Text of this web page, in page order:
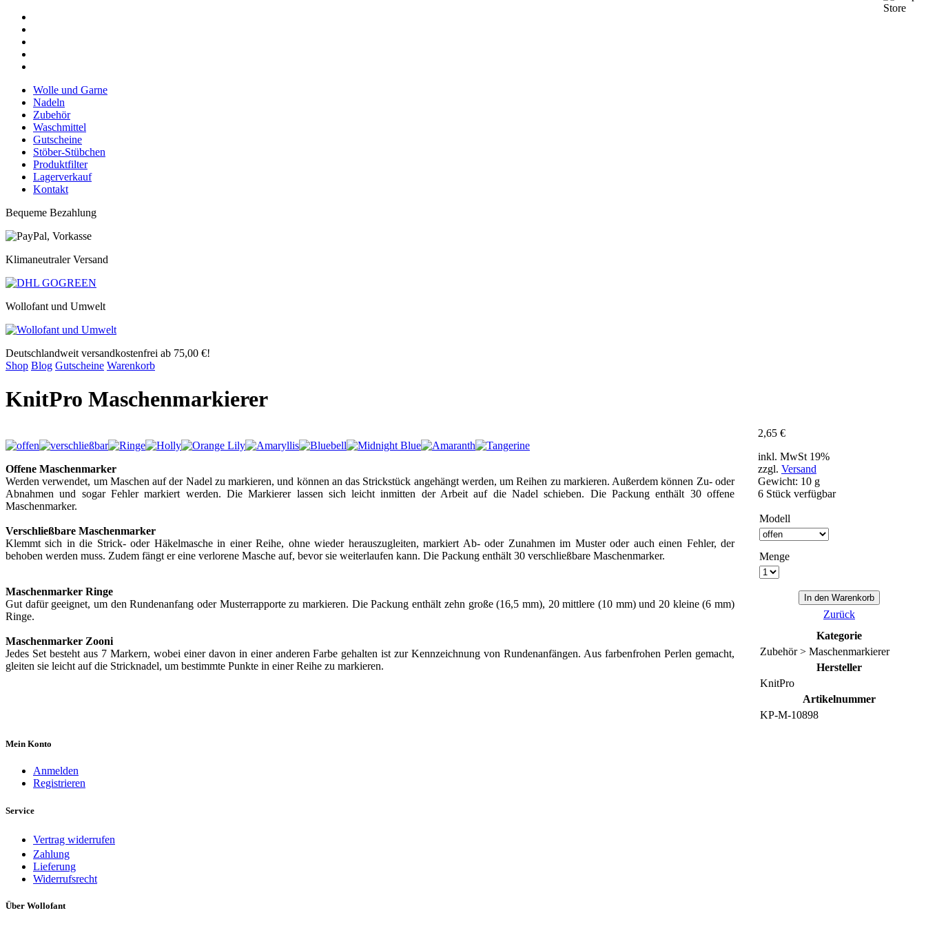
Wolle und Garne
Nadeln
Zubehör
Waschmittel
Gutscheine
Stöber-Stübchen
Produktfilter
Lagerverkauf
Kontakt
Bequeme Bezahlung
Klimaneutraler Versand
Wollofant und Umwelt
Deutschlandweit versandkostenfrei ab 75,00 €!
Shop Blog Gutscheine Warenkorb
KnitPro Maschenmarkierer
Offene Maschenmarker
Werden verwendet, um Maschen auf der Nadel zu markieren, und können an das Strickstück angehängt werden, um Reihen zu markieren. Außerdem können Zu- oder
Abnahmen und sogar Fehler markiert werden. Die Markierer lassen sich leicht inmitten der Arbeit auf die Nadel schieben. Die Packung enthält 30 offene
Maschenmarker.
Verschließbare Maschenmarker
Klemmt sich in die Strick- oder Häkelmasche in einer Reihe, ohne wieder herauszugleiten, markiert Ab- oder Zunahmen im Muster oder auch einen Fehler, der
behoben werden muss. Zudem fängt er eine verlorene Masche auf, bevor sie weiterlaufen kann. Die Packung enthält 30 verschließbare Maschenmarker.
Maschenmarker Ringe
Gut dafür geeignet, um den Rundenanfang oder Musterrapporte zu markieren. Die Packung enthält zehn große (16,5 mm), 20 mittlere (10 mm) und 20 kleine (6 mm)
Ringe.
Maschenmarker Zooni
Jedes Set besteht aus 7 Markern, wobei einer davon in einer anderen Farbe gehalten ist zur Kennzeichnung von Rundenanfängen. Aus farbenfrohen Perlen gemacht,
gleiten sie leicht auf die Stricknadel, um bestimmte Punkte in einer Reihe zu markieren.
2,65 €
inkl. MwSt 19%
zzgl. Versand
Gewicht: 10 g
6 Stück verfügbar
Modell
Menge
Zurück
Kategorie
Zubehör > Maschenmarkierer
Hersteller
KnitPro
Artikelnummer
KP-M-10898
Mein Konto
Anmelden
Registrieren
Service
Vertrag widerrufen
Zahlung
Lieferung
Widerrufsrecht
Über Wollofant